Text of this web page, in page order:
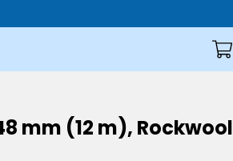
mm (12 m), Rockwool